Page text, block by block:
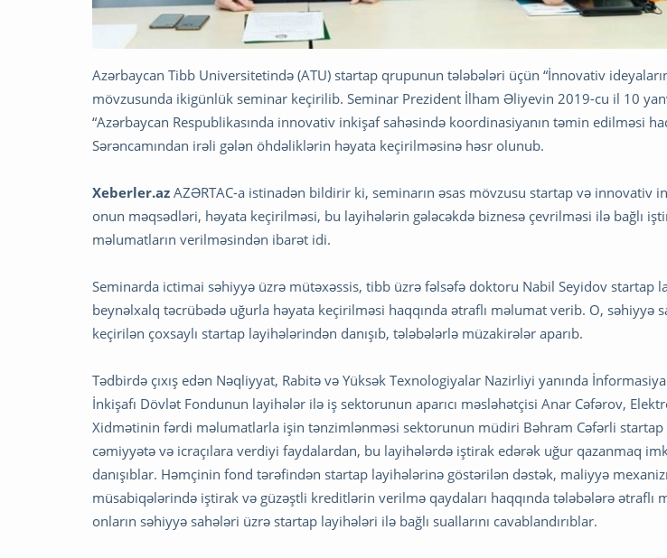
Azərbaycan Tibb Universitetində (ATU) startap qrupunun tələbələri üçün “İnnovativ
mövzusunda ikigünlük seminar keçirilib. Seminar Prezident İlham Əliyevin 2019-cu il 10
“Azərbaycan Respublikasında innovativ inkişaf sahəsində koordinasiyanın təmin edilməsi
Sərəncamından irəli gələn öhdəliklərin həyata keçirilməsinə həsr olunub.
Xeberler.az AZƏRTAC-a istinadən bildirir ki, seminarın əsas mövzusu startap və innovativ
onun məqsədləri, həyata keçirilməsi, bu layihələrin gələcəkdə biznesə çevrilməsi ilə bağlı
məlumatların verilməsindən ibarət idi.
Seminarda ictimai səhiyyə üzrə mütəxəssis, tibb üzrə fəlsəfə doktoru Nabil Seyidov startap
beynəlxalq təcrübədə uğurla həyata keçirilməsi haqqında ətraflı məlumat verib. O, səhiyyə
keçirilən çoxsaylı startap layihələrindən danışıb, tələbələrlə müzakirələr aparıb.
Tədbirdə çıxış edən Nəqliyyat, Rabitə və Yüksək Texnologiyalar Nazirliyi yanında
İnkişafı Dövlət Fondunun layihələr ilə iş sektorunun aparıcı məsləhətçisi Anar Cəfərov,
Xidmətinin fərdi məlumatlarla işin tənzimlənməsi sektorunun müdiri Bəhram Cəfərli
cəmiyyətə və icraçılara verdiyi faydalardan, bu layihələrdə iştirak edərək uğur qazanmaq
danışıblar. Həmçinin fond tərəfindən startap layihələrinə göstərilən dəstək, maliyyə
müsabiqələrində iştirak və güzəştli kreditlərin verilmə qaydaları haqqında tələbələrə ətraflı
onların səhiyyə sahələri üzrə startap layihələri ilə bağlı suallarını cavablandırıblar.